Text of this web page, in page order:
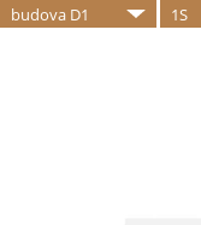
budova D1 1S